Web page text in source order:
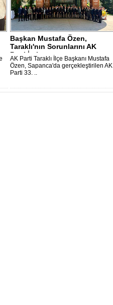
Başkan Mustafa Özen,
Taraklı'nın Sorunlarını AK
Parti İstişa..
AK Parti Taraklı İlçe Başkanı Mustafa
Özen, Sapanca'da gerçekleştirilen AK
Parti 33. ..